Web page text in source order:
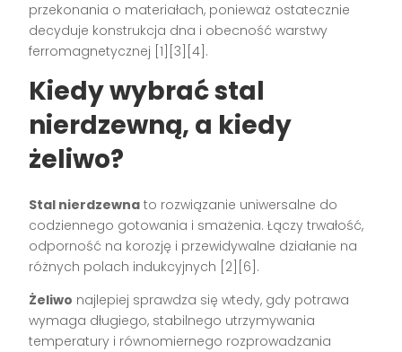
przekonania o materiałach, ponieważ ostatecznie
decyduje konstrukcja dna i obecność warstwy
ferromagnetycznej [1][3][4].
Kiedy wybrać stal
nierdzewną, a kiedy
żeliwo?
Stal nierdzewna to rozwiązanie uniwersalne do
codziennego gotowania i smażenia. Łączy trwałość,
odporność na korozję i przewidywalne działanie na
różnych polach indukcyjnych [2][6].
Żeliwo najlepiej sprawdza się wtedy, gdy potrawa
wymaga długiego, stabilnego utrzymywania
temperatury i równomiernego rozprowadzania